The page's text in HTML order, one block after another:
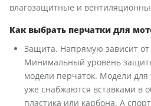
влагозащитные и
Как выбрать перчатки для
Защита. Напрямую зависит
Минимальный уровень
модели перчаток. Модели для
уже снабжаются вставками в
пластика или карбона. А